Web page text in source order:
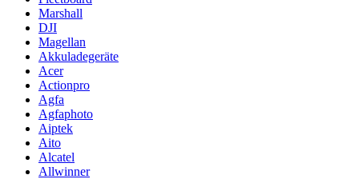
Marshall
DJI
Magellan
Akkuladegeräte
Acer
Actionpro
Agfa
Agfaphoto
Aiptek
Aito
Alcatel
Allwinner